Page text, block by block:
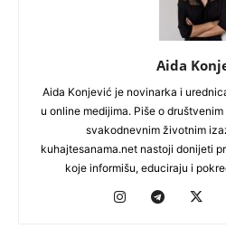
Aida
Aida Konjević je novinarka i
u online medijima. Piše o
svakodnevnim životnim
kuhajtesanama.net nastoji donijeti
koje informišu, educiraju i